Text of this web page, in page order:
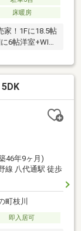
床暖房
家！1Fに18.5帖
6帖洋室+WIN
、
46年9ヶ月)
線 八代通駅 徒歩
町枝川
即入居可